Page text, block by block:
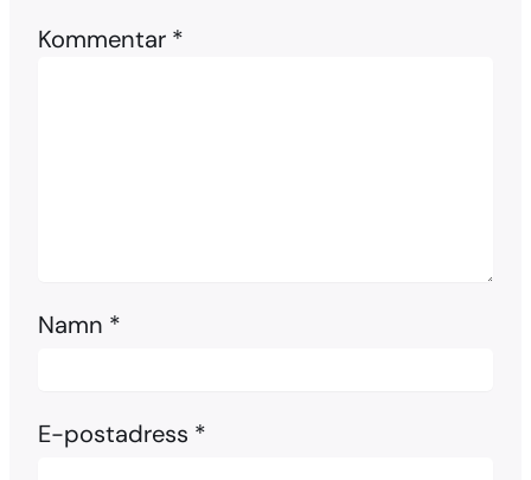
Kommentar *
Namn *
E-postadress *